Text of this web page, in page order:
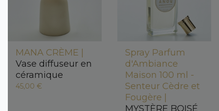
MANA CRÈME |
Vase diffuseur en
céramique
45,00 €
Spray Parfum
d'Ambiance
Maison 100 ml -
Senteur Cèdre et
Fougère |
MYSTÈRE BOISÉ